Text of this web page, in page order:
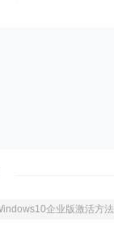
企业版激活方法